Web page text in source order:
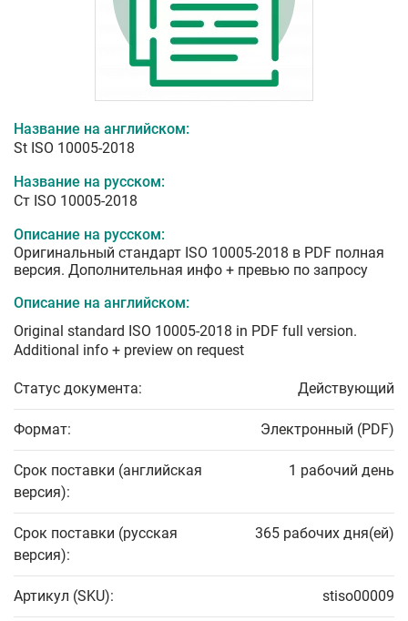
Название на английском:
St ISO 10005-2018
Название на русском:
Ст ISO 10005-2018
Описание на русском:
Оригинальный стандарт ISO 10005-2018 в PDF полная
версия. Дополнительная инфо + превью по запросу
Описание на английском:
Original standard ISO 10005-2018 in PDF full version.
Additional info + preview on request
Статус документа: Действующий
Формат: Электронный (PDF)
Срок поставки (английская
версия):
1 рабочий день
Срок поставки (русская
версия):
365 рабочих дня(ей)
Артикул (SKU): stiso00009